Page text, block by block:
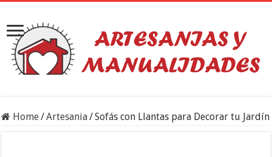
Home/Artesania/Sofás con Llantas para Decorar tu Jardín